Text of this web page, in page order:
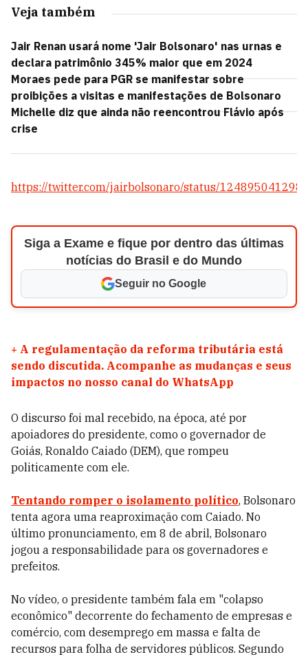
Veja também
Jair Renan usará nome 'Jair Bolsonaro' nas urnas e
declara patrimônio 345% maior que em 2024
Moraes pede para PGR se manifestar sobre
proibições a visitas e manifestações de Bolsonaro
Michelle diz que ainda não reencontrou Flávio após
crise
https://twitter.com/jairbolsonaro/status/
Siga a Exame e fique por dentro das últimas
notícias do Brasil e do Mundo
Seguir no Google
+ A regulamentação da reforma tributária está
sendo discutida. Acompanhe as mudanças e seus
impactos no nosso canal do WhatsApp
O discurso foi mal recebido, na época, até por
apoiadores do presidente, como o governador de
Goiás, Ronaldo Caiado (DEM), que rompeu
politicamente com ele.
Tentando romper o isolamento político, Bolsonaro
tenta agora uma reaproximação com Caiado. No
último pronunciamento, em 8 de abril, Bolsonaro
jogou a responsabilidade para os governadores e
prefeitos.
No vídeo, o presidente também fala em "colapso
econômico" decorrente do fechamento de empresas e
comércio, com desemprego em massa e falta de
recursos para folha de servidores públicos. Segundo